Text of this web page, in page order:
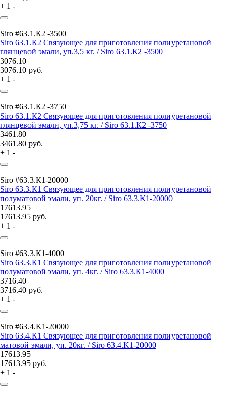
+ 1 -
Siro #63.1.К2 -3500
Siro 63.1.К2 Связующее для приготовления полиуретановой
глянцевой эмали, уп.3,5 кг. / Siro 63.1.К2 -3500
3076.10
3076.10 руб.
+ 1 -
Siro #63.1.К2 -3750
Siro 63.1.К2 Связующее для приготовления полиуретановой
глянцевой эмали, уп.3,75 кг. / Siro 63.1.К2 -3750
3461.80
3461.80 руб.
+ 1 -
Siro #63.3.К1-20000
Siro 63.3.К1 Связующее для приготовления полиуретановой
полуматовой эмали, уп. 20кг. / Siro 63.3.К1-20000
17613.95
17613.95 руб.
+ 1 -
Siro #63.3.К1-4000
Siro 63.3.К1 Связующее для приготовления полиуретановой
полуматовой эмали, уп. 4кг. / Siro 63.3.К1-4000
3716.40
3716.40 руб.
+ 1 -
Siro #63.4.K1-20000
Siro 63.4.К1 Связующее для приготовления полиуретановой
матовой эмали, уп. 20кг. / Siro 63.4.K1-20000
17613.95
17613.95 руб.
+ 1 -